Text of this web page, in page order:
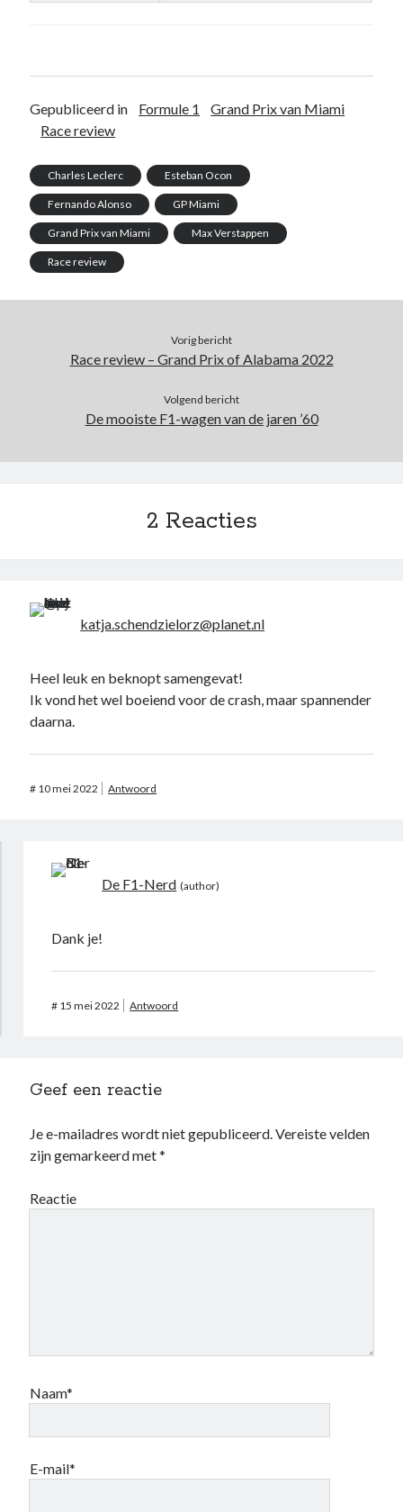
Gepubliceerd in Formule 1
Grand Prix van Miami
Race review
Charles Leclerc Esteban Ocon
Fernando Alonso GP Miami
Grand Prix van Miami Max Verstappen
Race review
Vorig bericht
Race review – Grand Prix of Alabama 2022
Volgend bericht
De mooiste F1-wagen van de jaren ’60
2 Reacties
katja.schendzielorz@planet.nl
Heel leuk en beknopt samengevat!
Ik vond het wel boeiend voor de crash, maar spannender
daarna.
# 10 mei 2022 Antwoord
De F1-Nerd
Dank je!
# 15 mei 2022 Antwoord
Geef een reactie
Je e-mailadres wordt niet gepubliceerd.Vereiste velden
zijn gemarkeerd met*
Reactie
Naam*
E-mail*